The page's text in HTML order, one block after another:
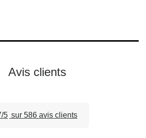
Avis clients
5 sur 586 avis clients